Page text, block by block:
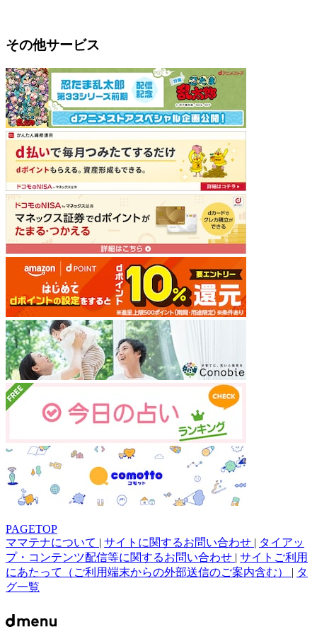
その他サービス
PAGETOP
ママテナについて | サイトに関するお問い合わせ | タイアッ
プ・コンテンツ配信等に関するお問い合わせ | サイトご利用
にあたって（ご利用端末からの外部送信のご案内含む） | タ
グ一覧